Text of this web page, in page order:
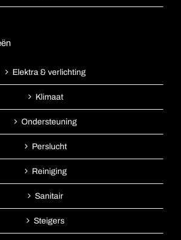
Elektra & verlichting
Klimaat
Ondersteuning
Perslucht
Reiniging
Sanitair
Steigers